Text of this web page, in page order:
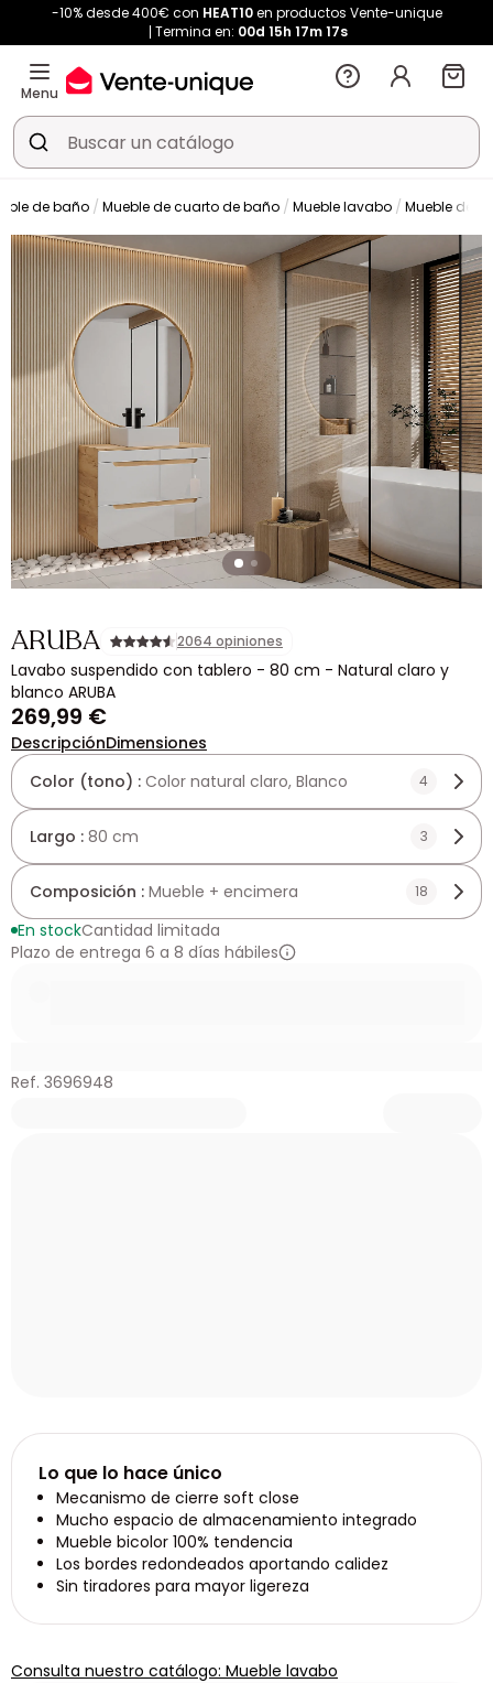
-10% desde 400€ con HEAT10en productos Vente-unique
Termina en: 00d 15h 17m16s
Menu
de baño Mueble de cuarto de baño Mueble lavabo Mueble de
ARUBA 2064 opiniones
Lavabo suspendido con tablero - 80 cm - Natural claro y
blanco ARUBA
269,99 €
DescripciónDimensiones
Color (tono) : Color natural claro, Blanco 4
Largo : 80 cm 3
Composición : Mueble + encimera 18
En stockCantidad limitada
Plazo de entrega 6 a 8 días hábiles
Ref. 3696948
Lo que lo hace único
Mecanismo de cierre soft close
Mucho espacio de almacenamiento integrado
Mueble bicolor 100% tendencia
Los bordes redondeados aportando calidez
Sin tiradores para mayor ligereza
Consulta nuestro catálogo: Mueble lavabo